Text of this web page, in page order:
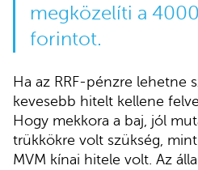
megközelíti a
forintot.
Ha az RRF-pénzre lehetne
kevesebb hitelt kellene
Hogy mekkora a baj, jól
trükkökre volt szükség,
MVM kínai hitele volt. Az